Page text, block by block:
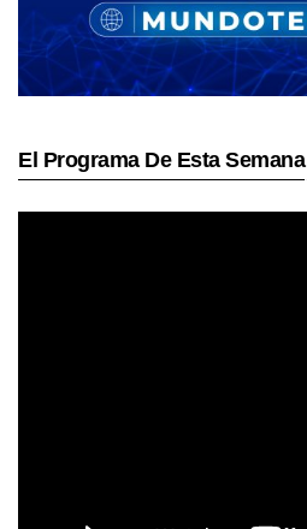
El Programa De Esta Semana